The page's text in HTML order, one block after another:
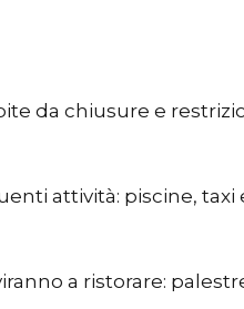
da chiusure e
attività: piscine,
a ristorare: